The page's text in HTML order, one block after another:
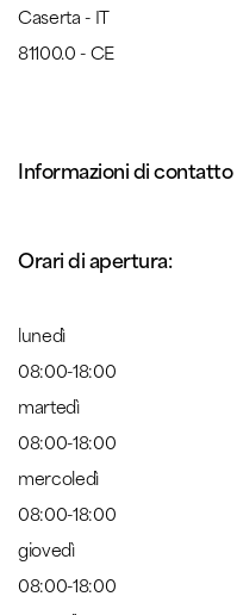
Caserta - IT
81100.0 - CE
Informazioni di contatto
Orari di apertura:
lunedì
08:00-18:00
martedì
08:00-18:00
mercoledì
08:00-18:00
giovedì
08:00-18:00